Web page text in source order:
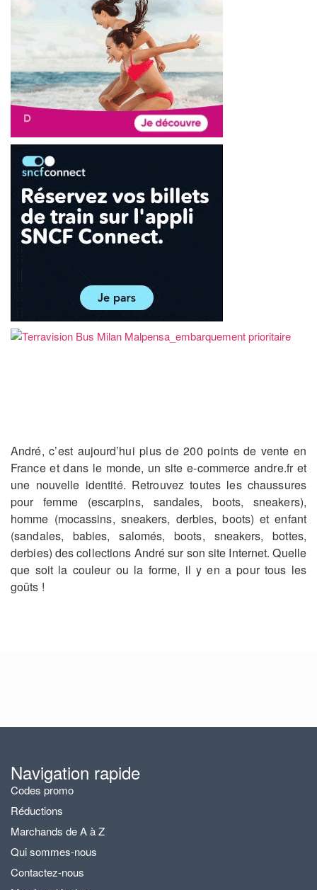
André, c’est aujourd’hui plus de 200 points de vente en
France et dans le monde, un site e-commerce andre.fr et
une nouvelle identité. Retrouvez toutes les chaussures
pour femme (escarpins, sandales, boots, sneakers),
homme (mocassins, sneakers, derbies, boots) et enfant
(sandales, babies, salomés, boots, sneakers, bottes,
derbies) des collections André sur son site Internet. Quelle
que soit la couleur ou la forme, il y en a pour tous les
goûts !
Navigation rapide
Codes promo
Réductions
Marchands de A à Z
Qui sommes-nous
Contactez-nous